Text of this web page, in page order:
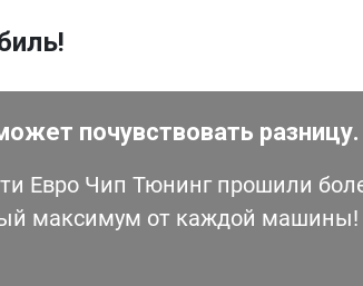
почувствовать разницу.
Евро Чип Тюнинг прошили
максимум от каждой машины!